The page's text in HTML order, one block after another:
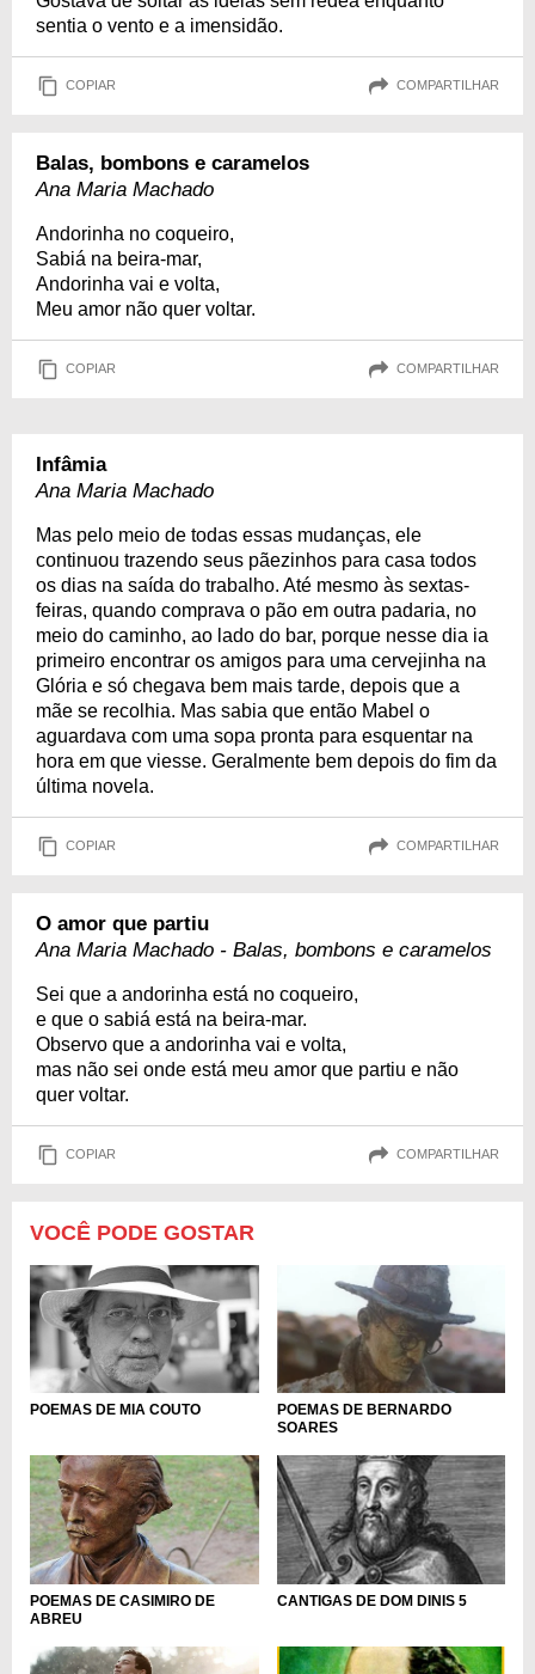
sentia o vento e a imensidão.
COPIAR COMPARTILHAR
Balas, bombons e caramelos
Ana Maria Machado
Andorinha no coqueiro,
Sabiá na beira-mar,
Andorinha vai e volta,
Meu amor não quer voltar.
COPIAR COMPARTILHAR
Infâmia
Ana Maria Machado
Mas pelo meio de todas essas mudanças, ele
continuou trazendo seus pãezinhos para casa todos
os dias na saída do trabalho. Até mesmo às sextas-
feiras, quando comprava o pão em outra padaria, no
meio do caminho, ao lado do bar, porque nesse dia ia
primeiro encontrar os amigos para uma cervejinha na
Glória e só chegava bem mais tarde, depois que a
mãe se recolhia. Mas sabia que então Mabel o
aguardava com uma sopa pronta para esquentar na
hora em que viesse. Geralmente bem depois do fim da
última novela.
COPIAR COMPARTILHAR
O amor que partiu
Ana Maria Machado - Balas, bombons e caramelos
Sei que a andorinha está no coqueiro,
e que o sabiá está na beira-mar.
Observo que a andorinha vai e volta,
mas não sei onde está meu amor que partiu e não
quer voltar.
COPIAR COMPARTILHAR
VOCÊ PODE GOSTAR
POEMAS DE MIA COUTO
POEMAS DE BERNARDO
SOARES
POEMAS DE CASIMIRO DE
ABREU
CANTIGAS DE DOM DINIS 5